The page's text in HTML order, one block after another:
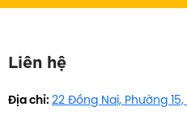
Liên hệ
Địa chỉ: 22 Đồng Nai, Phường 15,